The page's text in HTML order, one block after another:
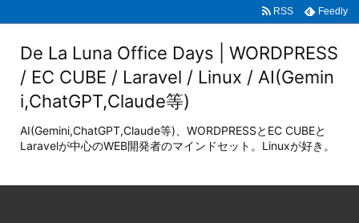
De La Luna Office Days | WORDPRESS
/ EC CUBE / Laravel / Linux / AI(Gemin
i,ChatGPT,Claude等)
AI(Gemini,ChatGPT,Claude等)、WORDPRESSとEC CUBEと
Laravelが中心のWEB開発者のマインドセット。Linuxが好き。
RSS Feedly